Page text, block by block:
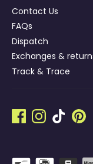
Contact Us
FAQs
Dispatch
Exchanges &
Track & Trace